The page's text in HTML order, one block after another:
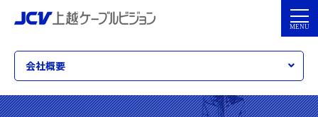
会社概要